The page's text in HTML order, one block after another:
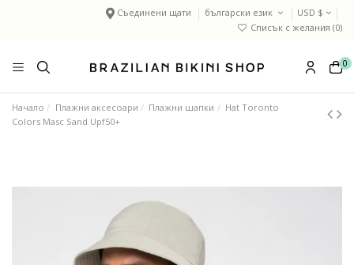
Съединени щати български език
USD $
Списък с желания (0)
0
Начало Плажни аксесоари Плажни шапки
Hat Toronto
Colors Masc Sand Upf50+